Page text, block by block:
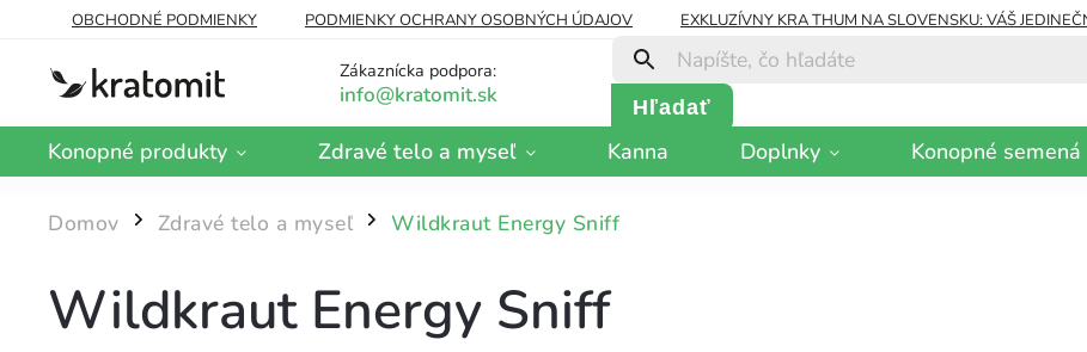
OBCHODNÉ PODMIENKY PODMIENKY OCHRANY OSOBNÝCH ÚDAJOV EXKLUZÍVNY KRA THUM NA SLOVENSKU: VÁŠ
Zákaznícka podpora:
Hľadať
Konopné produkty Zdravé telo a myseľ Kanna Doplnky Konopné semená
Domov / Zdravé telo a myseľ / Wildkraut Energy Sniff
Wildkraut Energy Sniff